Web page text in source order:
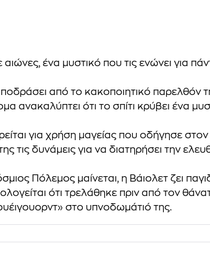
αιώνες, ένα μυστικό που τις ενώνει για
από το κακοποιητικό παρελθόν
ανακαλύπτει ότι το σπίτι κρύβει ένα
για χρήση μαγείας που οδήγησε
τις δυνάμεις για να διατηρήσει την
Πόλεμος μαίνεται, η Βάιολετ ζει
ότι τρελάθηκε πριν από τον
στο υπνοδωμάτιό της.